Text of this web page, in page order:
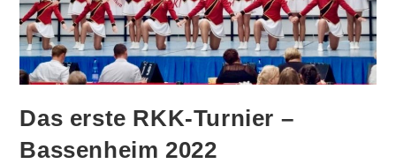
Das erste RKK-Turnier –
Bassenheim 2022